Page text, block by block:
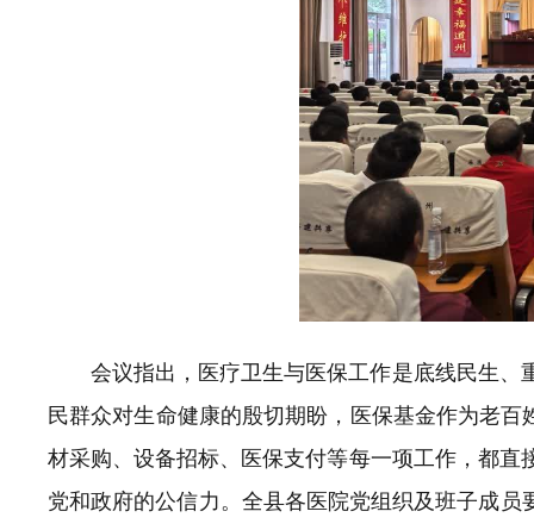
会议指出，医疗卫生与医保工作是底线民生
民群众对生命健康的殷切期盼，医保基金作为老
材采购、设备招标、医保支付等每一项工作，都
党和政府的公信力。全县各医院党组织及班子成